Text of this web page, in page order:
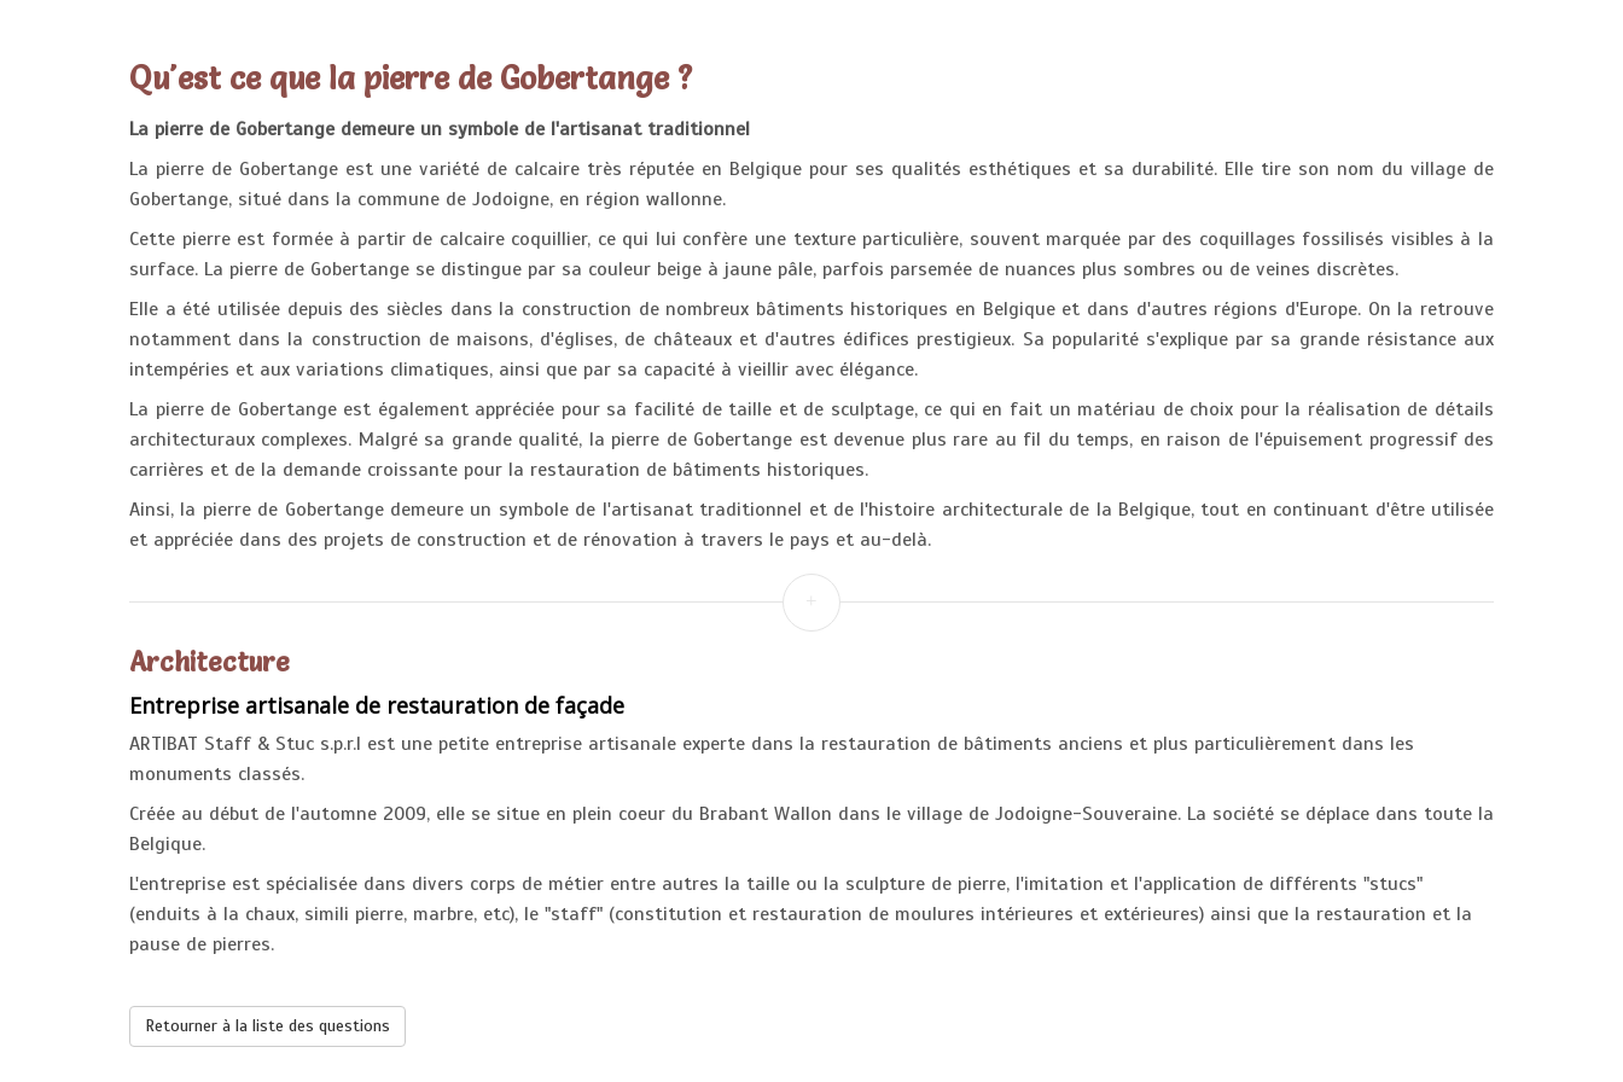
Qu'est ce que la pierre de Gobertange ?
La pierre de Gobertange demeure un symbole de l'artisanat traditionnel
La pierre de Gobertange est une variété de calcaire très réputée en Belgique pour ses qualités esthétiques et sa durabilité. Elle tire son nom du village de
Gobertange, situé dans la commune de Jodoigne, en région wallonne.
Cette pierre est formée à partir de calcaire coquillier, ce qui lui confère une texture particulière, souvent marquée par des coquillages fossilisés visibles à la
surface. La pierre de Gobertange se distingue par sa couleur beige à jaune pâle, parfois parsemée de nuances plus sombres ou de veines discrètes.
Elle a été utilisée depuis des siècles dans la construction de nombreux bâtiments historiques en Belgique et dans d'autres régions d'Europe. On la retrouve
notamment dans la construction de maisons, d'églises, de châteaux et d'autres édifices prestigieux. Sa popularité s'explique par sa grande résistance aux
intempéries et aux variations climatiques, ainsi que par sa capacité à vieillir avec élégance.
La pierre de Gobertange est également appréciée pour sa facilité de taille et de sculptage, ce qui en fait un matériau de choix pour la réalisation de détails
architecturaux complexes. Malgré sa grande qualité, la pierre de Gobertange est devenue plus rare au fil du temps, en raison de l'épuisement progressif des
carrières et de la demande croissante pour la restauration de bâtiments historiques.
Ainsi, la pierre de Gobertange demeure un symbole de l'artisanat traditionnel et de l'histoire architecturale de la Belgique, tout en continuant d'être utilisée
et appréciée dans des projets de construction et de rénovation à travers le pays et au-delà.
Architecture
Entreprise artisanale de restauration de façade
ARTIBAT Staff & Stuc s.p.r.l est une petite entreprise artisanale experte dans la restauration de bâtiments anciens et plus particulièrement dans les
monuments classés.
Créée au début de l'automne 2009, elle se situe en plein coeur du Brabant Wallon dans le village de Jodoigne-Souveraine. La société se déplace dans toute la
Belgique.
L'entreprise est spécialisée dans divers corps de métier entre autres la taille ou la sculpture de pierre, l'imitation et l'application de différents "stucs"
(enduits à la chaux, simili pierre, marbre, etc), le "staff" (constitution et restauration de moulures intérieures et extérieures) ainsi que la restauration et la
pause de pierres.
Retourner à la liste des questions